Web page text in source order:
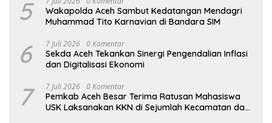
5
Wakapolda Aceh Sambut Kedatangan Mendagri
Muhammad Tito Karnavian di Bandara SIM
6 7 Juli 2026 0 Komentar
Sekda Aceh Tekankan Sinergi Pengendalian Inflasi
dan Digitalisasi Ekonomi
7 7 Juli 2026 0 Komentar
Pemkab Aceh Besar Terima Ratusan Mahasiswa
USK Laksanakan KKN di Sejumlah Kecamatan dan